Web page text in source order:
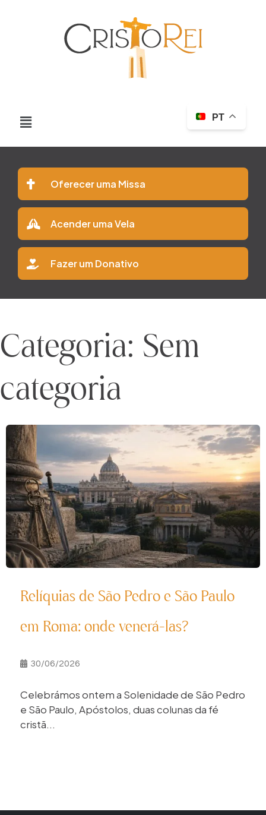
PT
Oferecer uma Missa
Acender uma Vela
Fazer um Donativo
Categoria: Sem
categoria
Relíquias de São Pedro e São Paulo
em Roma: onde venerá-las?
30/06/2026
Celebrámos ontem a Solenidade de São Pedro
e São Paulo, Apóstolos, duas colunas da fé
cristã...